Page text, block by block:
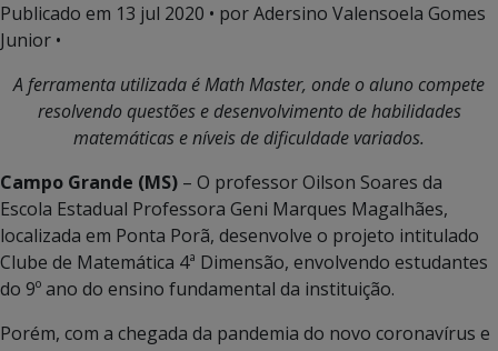
Publicado em 13 jul 2020 • por Adersino Valensoela Gomes
Junior •
A ferramenta utilizada é Math Master, onde o aluno compete
resolvendo questões e desenvolvimento de habilidades
matemáticas e níveis de dificuldade variados.
Campo Grande (MS) – O professor Oilson Soares da
Escola Estadual Professora Geni Marques Magalhães,
localizada em Ponta Porã, desenvolve o projeto intitulado
Clube de Matemática 4ª Dimensão, envolvendo estudantes
do 9º ano do ensino fundamental da instituição.
Porém, com a chegada da pandemia do novo coronavírus e